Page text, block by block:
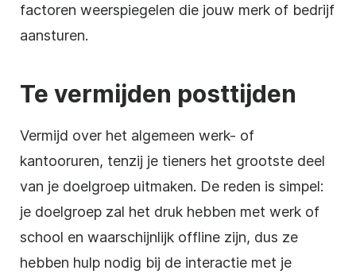
factoren weerspiegelen die jouw merk of bedrijf
aansturen.
Te vermijden posttijden
Vermijd over het algemeen werk- of
kantooruren, tenzij je tieners het grootste deel
van je doelgroep uitmaken. De reden is simpel:
je doelgroep zal het druk hebben met werk of
school en waarschijnlijk offline zijn, dus ze
hebben hulp nodig bij de interactie met je